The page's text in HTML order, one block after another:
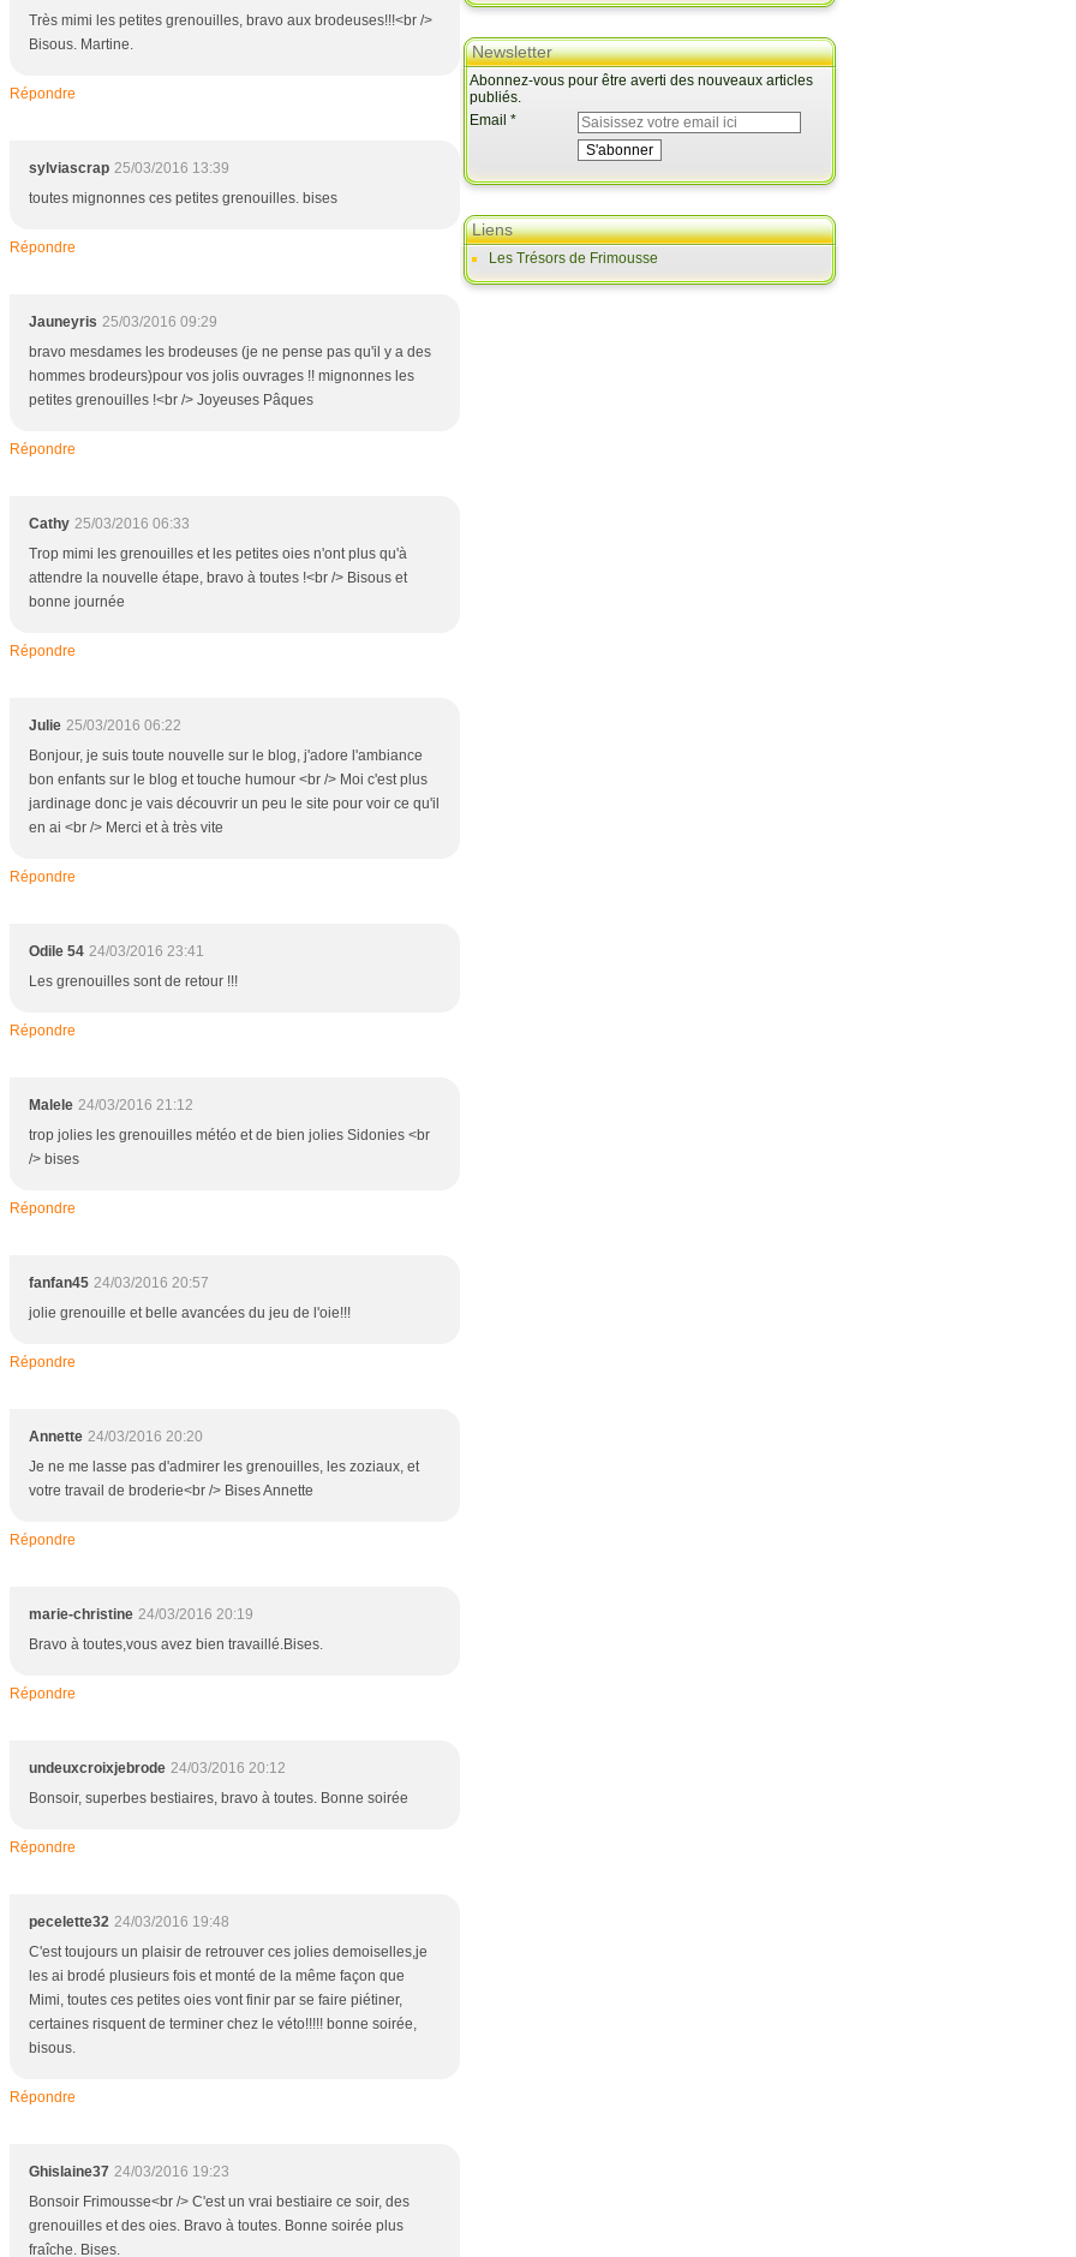
Très mimi les petites grenouilles, bravo aux brodeuses!!!<br />
Bisous. Martine.
Répondre
sylviascrap 25/03/2016 13:39
toutes mignonnes ces petites grenouilles. bises
Répondre
Jauneyris 25/03/2016 09:29
bravo mesdames les brodeuses (je ne pense pas qu'il y a des
hommes brodeurs)pour vos jolis ouvrages !! mignonnes les
petites grenouilles !<br /> Joyeuses Pâques
Répondre
Cathy 25/03/2016 06:33
Trop mimi les grenouilles et les petites oies n'ont plus qu'à
attendre la nouvelle étape, bravo à toutes !<br /> Bisous et
bonne journée
Répondre
Julie 25/03/2016 06:22
Bonjour, je suis toute nouvelle sur le blog, j'adore l'ambiance
bon enfants sur le blog et touche humour <br /> Moi c'est plus
jardinage donc je vais découvrir un peu le site pour voir ce qu'il
en ai <br /> Merci et à très vite
Répondre
Odile 54 24/03/2016 23:41
Les grenouilles sont de retour !!!
Répondre
Malele 24/03/2016 21:12
trop jolies les grenouilles météo et de bien jolies Sidonies <br
/> bises
Répondre
fanfan45 24/03/2016 20:57
jolie grenouille et belle avancées du jeu de l'oie!!!
Répondre
Annette 24/03/2016 20:20
Je ne me lasse pas d'admirer les grenouilles, les zoziaux, et
votre travail de broderie<br /> Bises Annette
Répondre
marie-christine 24/03/2016 20:19
Bravo à toutes,vous avez bien travaillé.Bises.
Répondre
undeuxcroixjebrode 24/03/2016 20:12
Bonsoir, superbes bestiaires, bravo à toutes. Bonne soirée
Répondre
pecelette32 24/03/2016 19:48
C'est toujours un plaisir de retrouver ces jolies demoiselles,je
les ai brodé plusieurs fois et monté de la même façon que
Mimi, toutes ces petites oies vont finir par se faire piétiner,
certaines risquent de terminer chez le véto!!!!! bonne soirée,
bisous.
Répondre
Ghislaine37 24/03/2016 19:23
Bonsoir Frimousse<br /> C'est un vrai bestiaire ce soir, des
grenouilles et des oies. Bravo à toutes. Bonne soirée plus
fraîche. Bises.
Newsletter
Abonnez-vous pour être averti des nouveaux articles
publiés.
Email
Liens
Les Trésors de Frimousse